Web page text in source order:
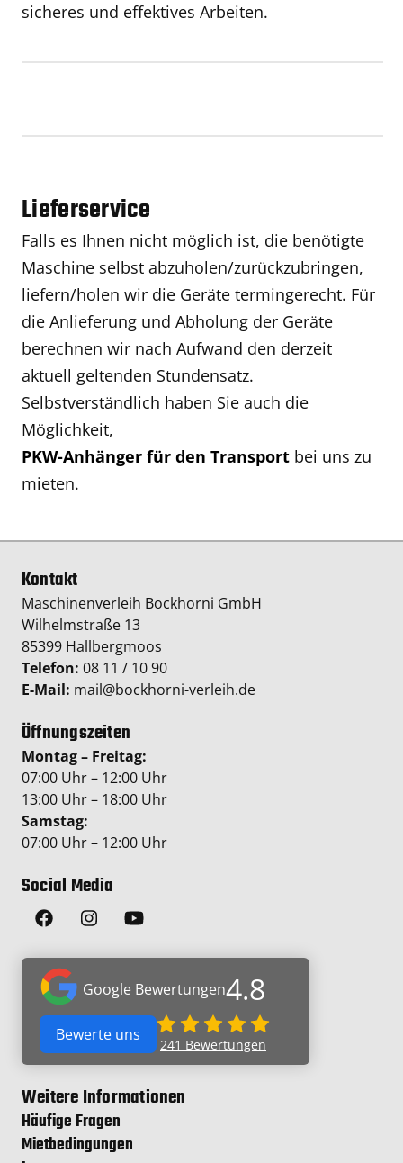
sicheres und effektives Arbeiten.
Lieferservice
Falls es Ihnen nicht möglich ist, die benötigte
Maschine selbst abzuholen/zurückzubringen,
liefern/holen wir die Geräte termingerecht. Für
die Anlieferung und Abholung der Geräte
berechnen wir nach Aufwand den derzeit
aktuell geltenden Stundensatz.
Selbstverständlich haben Sie auch die
Möglichkeit,
PKW-Anhänger für den Transport bei uns zu
mieten.
Kontakt
Maschinenverleih Bockhorni GmbH
Wilhelmstraße 13
85399 Hallbergmoos
Telefon: 08 11 / 10 90
E-Mail: mail@bockhorni-verleih.de
Öffnungszeiten
Montag – Freitag:
07:00 Uhr – 12:00 Uhr
13:00 Uhr – 18:00 Uhr
Samstag:
07:00 Uhr – 12:00 Uhr
Social Media
Google Bewertungen4.8
Bewerte uns
241 Bewertungen
Weitere Informationen
Häufige Fragen
Mietbedingungen